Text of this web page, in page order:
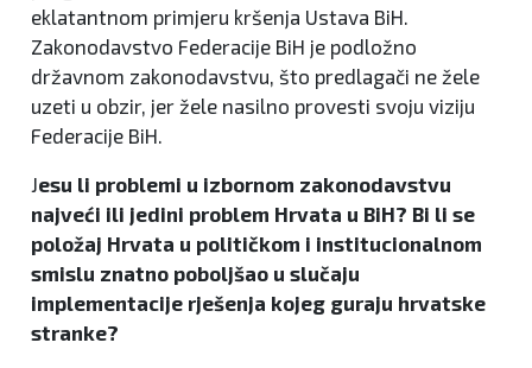
eklatantnom primjeru kršenja Ustava BiH.
Zakonodavstvo Federacije BiH je podložno
državnom zakonodavstvu, što predlagači ne žele
uzeti u obzir, jer žele nasilno provesti svoju viziju
Federacije BiH.
Jesu li problemi u izbornom zakonodavstvu
najveći ili jedini problem Hrvata u BiH? Bi li se
položaj Hrvata u političkom i institucionalnom
smislu znatno poboljšao u slučaju
implementacije rješenja kojeg guraju hrvatske
stranke?